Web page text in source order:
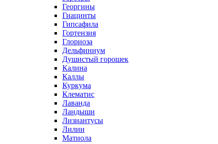
Георгины
Гиацинты
Гипсафила
Гортензия
Глориоза
Дельфиниум
Душистый горошек
Калина
Каллы
Куркума
Клематис
Лаванда
Ландыши
Лизиантусы
Лилии
Матиола